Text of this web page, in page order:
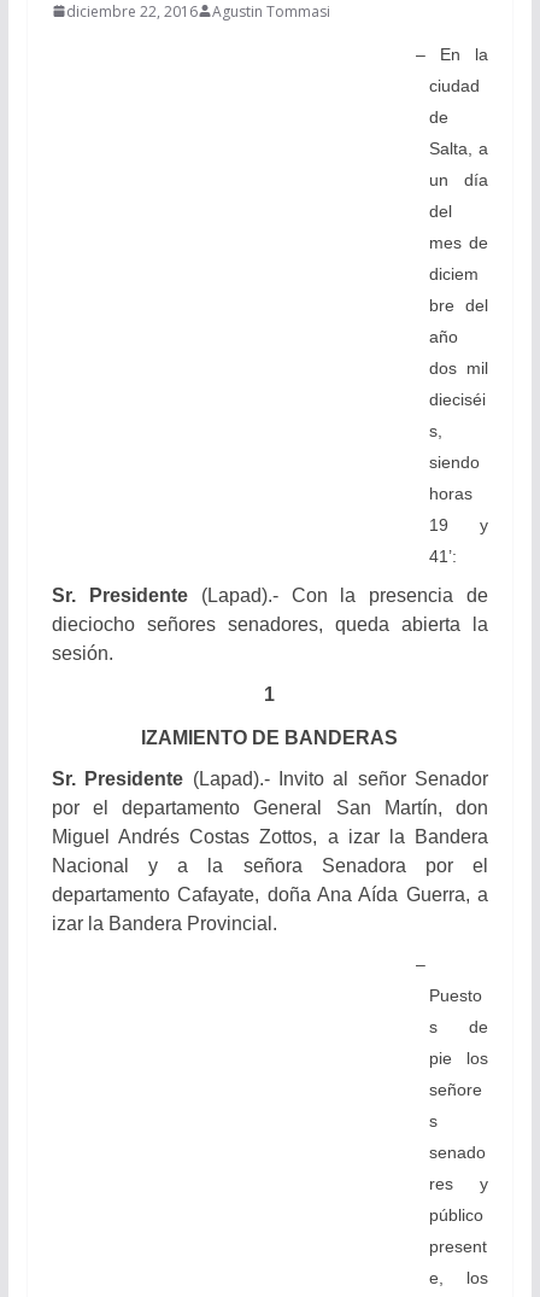
diciembre 22, 2016 Agustin Tommasi
– En la
ciudad
de
Salta, a
un día
del
mes de
diciem
bre del
año
dos mil
dieciséi
s,
siendo
horas
19 y
41’:
Sr. Presidente(Lapad).- Con la presencia de
dieciocho señores senadores, queda abierta la
sesión.
1
IZAMIENTO DE BANDERAS
Sr. Presidente (Lapad).- Invito al señor Senador
por el departamento General San Martín, don
Miguel Andrés Costas Zottos, a izar la Bandera
Nacional y a la señora Senadora por el
departamento Cafayate, doña Ana Aída Guerra, a
izar la Bandera Provincial.
–
Puesto
s de
pie los
señore
s
senado
res y
público
present
e, los